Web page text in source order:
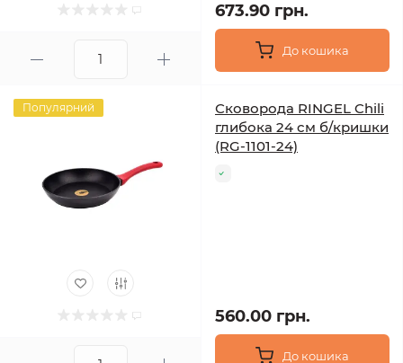
673.90 грн.
До кошика
Популярний
Сковорода RINGEL Chili
глибока 24 см б/кришки
(RG-1101-24)
560.00 грн.
До кошика